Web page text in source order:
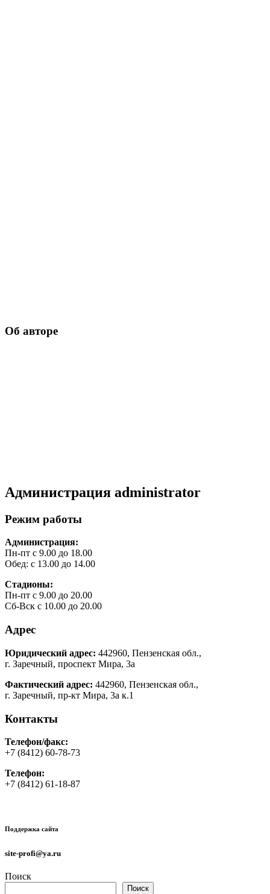
Об авторе
Администрация administrator
Режим работы
Администрация:
Пн-пт с 9.00 до 18.00
Обед: с 13.00 до 14.00
Стадионы:
Пн-пт с 9.00 до 20.00
Сб-Вск с 10.00 до 20.00
Адрес
Юридический адрес: 442960, Пензенская обл.,
г. Заречный, проспект Мира, 3а
Фактический адрес: 442960, Пензенская обл.,
г. Заречный, пр-кт Мира, 3а к.1
Контакты
Телефон/факс:
+7 (8412) 60-78-73
Телефон:
+7 (8412) 61-18-87
Поддержка сайта
site-profi@ya.ru
Поиск
Поиск